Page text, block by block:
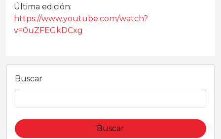
Última edición:
https://www.youtube.com/watch?
v=0uZFEGkDCxg
Buscar
Buscar